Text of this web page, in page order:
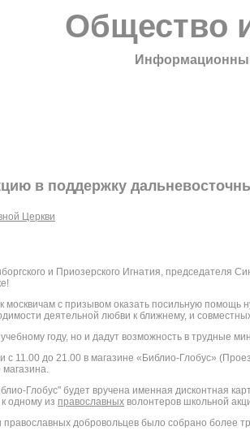
Общество
в поддержку
Церкви
и Приозерского Игнатия, председателя
москвичам с призывом оказать посильную
деятельной любви к ближнему, и
году, но и дадут возможность в трудные
с 11.00 до 21.00 в магазине «Библио-Глобус»
Глобус" будет вручена именная дисконтная
одному из православных волонтеров школьной
православных добровольцев было собрано более